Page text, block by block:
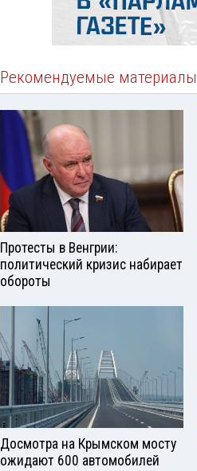
Рекомендуемые материалы
Протесты в Венгрии:
политический кризис набирает
обороты
Досмотра на Крымском мосту
ожидают 600 автомобилей